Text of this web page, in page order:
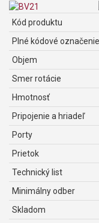
Kód produktu
Plné kódové označenie
Objem
Smer rotácie
Hmotnosť
Pripojenie a hriadeľ
Porty
Prietok
Technický list
Minimálny odber
Skladom